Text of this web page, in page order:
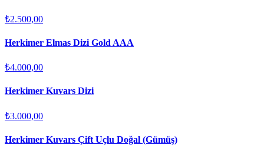
₺2.500,00
Herkimer Elmas Dizi Gold AAA
₺4.000,00
Herkimer Kuvars Dizi
₺3.000,00
Herkimer Kuvars Çift Uçlu Doğal (Gümüş)